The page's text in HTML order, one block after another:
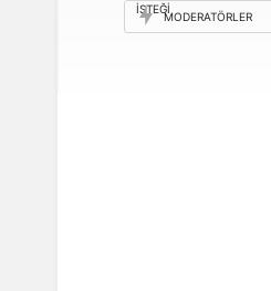
ISTEĞI
MODERATÖRLER